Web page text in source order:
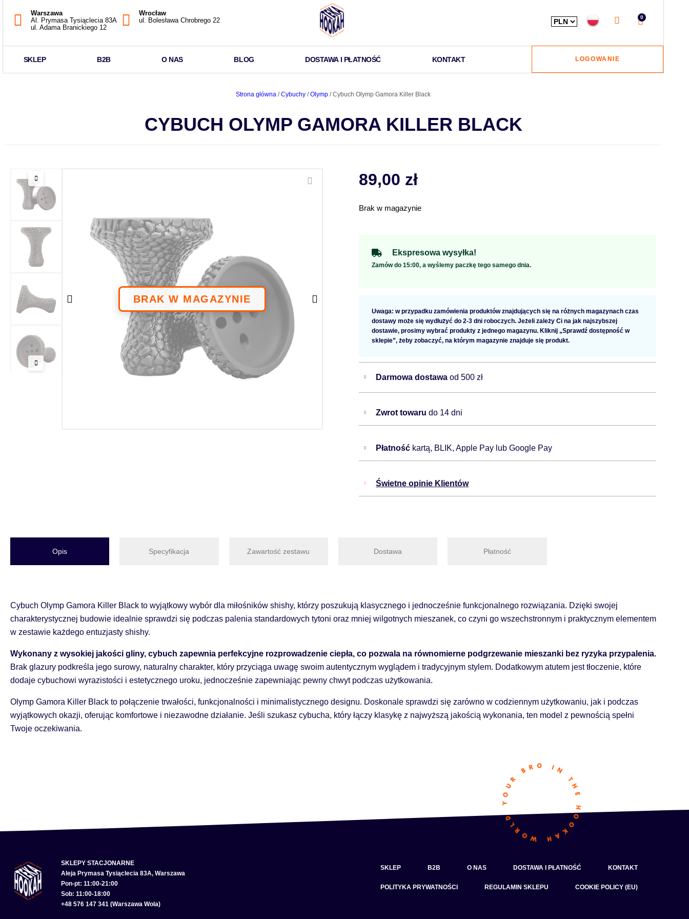
Warszawa
Al. Prymasa Tysiąclecia 83A
ul. Adama Branickiego 12
Wrocław
ul. Bolesława Chrobrego 22
0
SKLEP B2B O NAS BLOG DOSTAWA I PŁATNOŚĆ KONTAKT LOGOWANIE
Strona główna /Cybuchy /Olymp / Cybuch Olymp Gamora Killer Black
CYBUCH OLYMP GAMORA KILLER BLACK
89,00 zł
Brak w magazynie
Ekspresowa wysyłka!
Zamów do 15:00, a wyślemy paczkę tego samego dnia.
Uwaga: w przypadku zamówienia produktów znajdujących się na różnych magazynach czas
dostawy może się wydłużyć do 2-3 dni roboczych. Jeżeli zależy Ci na jak najszybszej
dostawie, prosimy wybrać produkty z jednego magazynu. Kliknij „Sprawdź dostępność w
sklepie”, żeby zobaczyć, na którym magazynie znajduje się produkt.
Darmowa dostawaod 500 zł
Zwrot towarudo 14 dni
Płatność kartą, BLIK, Apple Pay lub Google Pay
Świetne opinie Klientów
Opis Specyfikacja Zawartość zestawu Dostawa Płatność
Cybuch Olymp Gamora Killer Black to wyjątkowy wybór dla miłośników shishy, którzy poszukują klasycznego i jednocześnie funkcjonalnego rozwiązania. Dzięki swojej
charakterystycznej budowie idealnie sprawdzi się podczas palenia standardowych tytoni oraz mniej wilgotnych mieszanek, co czyni go wszechstronnym i praktycznym elementem
w zestawie każdego entuzjasty shishy.
Wykonany z wysokiej jakości gliny, cybuch zapewnia perfekcyjne rozprowadzenie ciepła, co pozwala na równomierne podgrzewanie mieszanki bez ryzyka przypalenia.
Brak glazury podkreśla jego surowy, naturalny charakter, który przyciąga uwagę swoim autentycznym wyglądem i tradycyjnym stylem. Dodatkowym atutem jest tłoczenie, które
dodaje cybuchowi wyrazistości i estetycznego uroku, jednocześnie zapewniając pewny chwyt podczas użytkowania.
Olymp Gamora Killer Black to połączenie trwałości, funkcjonalności i minimalistycznego designu. Doskonale sprawdzi się zarówno w codziennym użytkowaniu, jak i podczas
wyjątkowych okazji, oferując komfortowe i niezawodne działanie. Jeśli szukasz cybucha, który łączy klasykę z najwyższą jakością wykonania, ten model z pewnością spełni
Twoje oczekiwania.
SKLEPY STACJONARNE
Aleja Prymasa Tysiąclecia 83A, Warszawa
Pon-pt: 11:00-21:00
Sob: 11:00-18:00
+48 576 147 341 (Warszawa Wola)
SKLEP B2B O NAS DOSTAWA I PŁATNOŚĆ KONTAKT
POLITYKA PRYWATNOŚCI REGULAMIN SKLEPU COOKIE POLICY (EU)